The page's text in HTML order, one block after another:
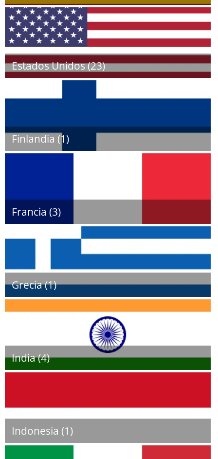
Estados Unidos (23)
Finlandia (1)
Francia (3)
Grecia (1)
India (4)
Indonesia (1)